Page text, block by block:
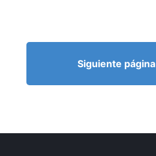
Siguiente página